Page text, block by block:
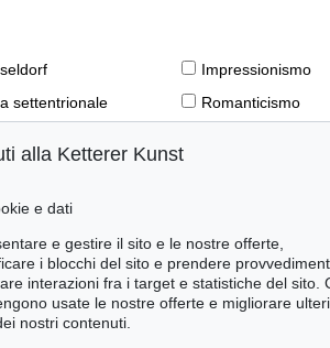
Impressionismo
settentrionale
Romanticismo
Manoscritti antichi
Pietre miliari
natura
alla Ketterer Kunst
e dati
e gestire il sito e le nostre offerte,
i blocchi del sito e prendere
interazioni fra i target e statistiche del
usate le nostre offerte e migliorare
nostri contenuti.